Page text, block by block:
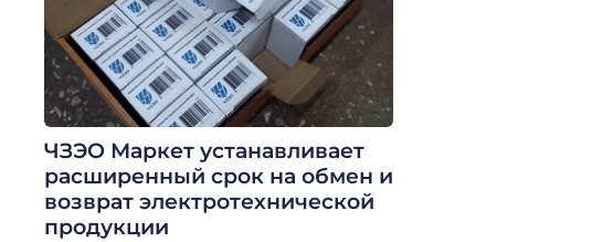
ЧЗЭО Маркет устанавливает
расширенный срок на обмен и
возврат электротехнической
продукции